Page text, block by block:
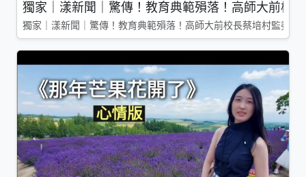
獨家｜漾新聞｜驚傳！教育典範殞落！高師大前校
獨家｜漾新聞｜驚傳！教育典範殞落！高師大前校長蔡培村監委